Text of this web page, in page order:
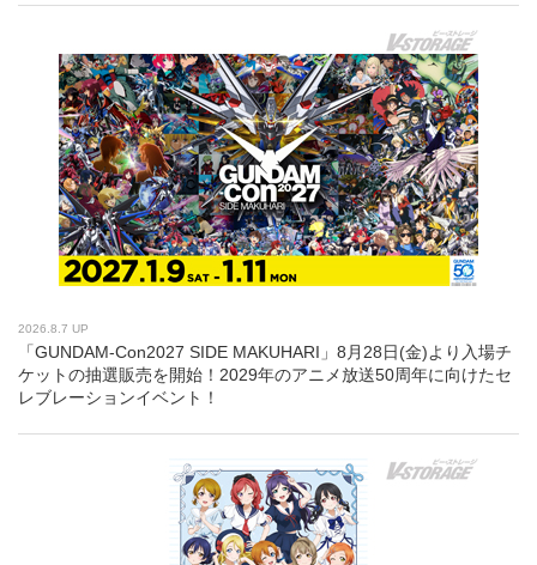
2026.8.7 UP
「GUNDAM-Con2027 SIDE MAKUHARI」8月28日(金)より入場チ
ケットの抽選販売を開始！2029年のアニメ放送50周年に向けたセ
レブレーションイベント！